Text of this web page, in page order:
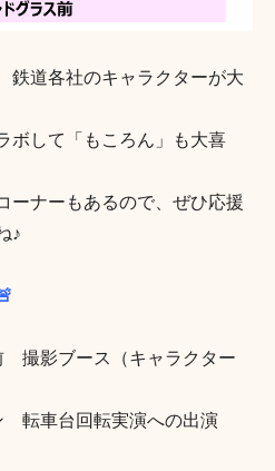
鉄道各社のキャラクターが大
ボして「もころん」も大喜
ーナーもあるので、ぜひ応援
♪
撮影ブース（キャラクター
転車台回転実演への出演